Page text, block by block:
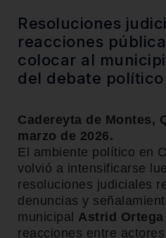
Resoluciones
reacciones
colocar al
del debate
Cadereyta de Montes,
marzo de 2026.
El ambiente político en
volvió a intensificarse
resoluciones judiciales
denuncias y
municipal Astrid Ortega
reacciones entre